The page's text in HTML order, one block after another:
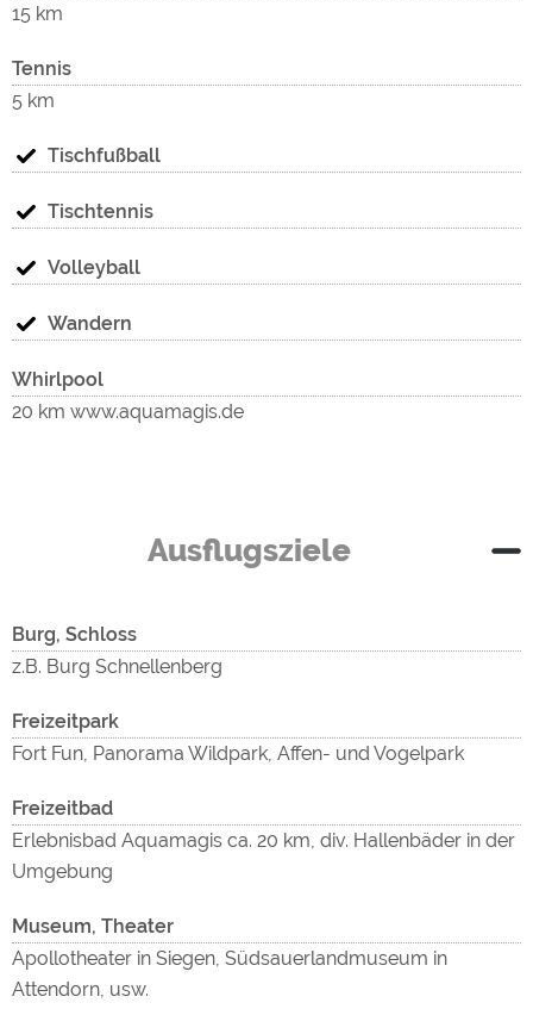
15 km
Tennis
5 km
Tischfußball
Tischtennis
Volleyball
Wandern
Whirlpool
20 km www.aquamagis.de
Ausflugsziele
Burg, Schloss
z.B. Burg Schnellenberg
Freizeitpark
Fort Fun, Panorama Wildpark, Affen- und Vogelpark
Freizeitbad
Erlebnisbad Aquamagis ca. 20 km, div. Hallenbäder in der
Umgebung
Museum, Theater
Apollotheater in Siegen, Südsauerlandmuseum in
Attendorn, usw.